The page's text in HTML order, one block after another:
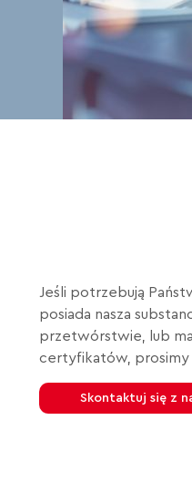
Jeśli potrzebują
posiada nasza
przetwórstwie,
lub
certyfikatów,
Skontaktuj się z